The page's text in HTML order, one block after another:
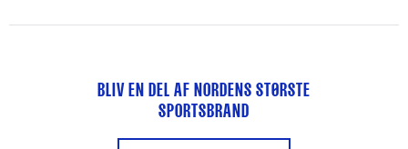
BLIV EN DEL AF NORDENS STØRSTE
SPORTSBRAND